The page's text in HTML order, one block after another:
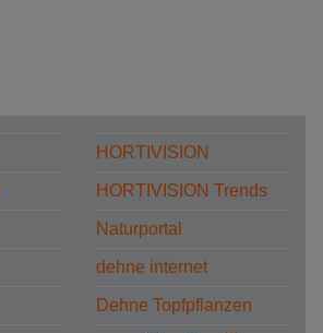
HORTIVISION
HORTIVISION Trends
Naturportal
dehne internet
Dehne Topfpflanzen